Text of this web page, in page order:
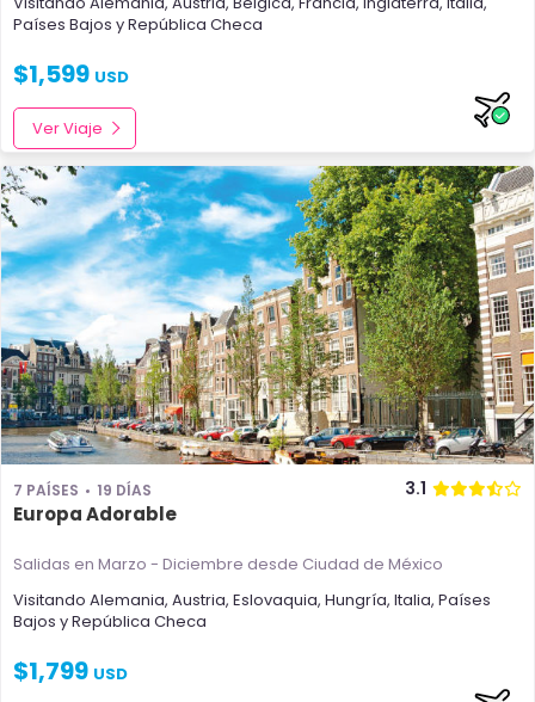
Países Bajos yRepública Checa
$1,599 USD
Ver Viaje
7 PAÍSES 19 DÍAS 3.1
Europa Adorable
Salidas en Marzo - Diciembre desde Ciudad de México
Visitando Alemania, Austria, Eslovaquia, Hungría, Italia, Países
Bajos yRepública Checa
$1,799 USD